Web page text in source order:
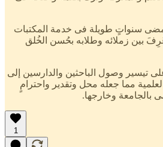
أمضى سنواتٍ طويلة فى خدمة المكتبات
بين زملائه وطلابه بحُسن الخُلق
تيسير وصول الباحثين والدارسين إلى
مما جعله محل وتقدير واحترامٍ
بالجامعة وخارجها.
1